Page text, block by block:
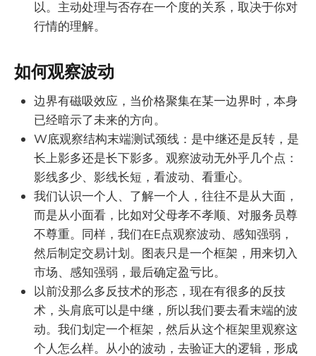
以。主动处理与否存在一个度的关系，取决于你对
行情的理解。
如何观察波动
边界有磁吸效应，当价格聚集在某一边界时，本身
已经暗示了未来的方向。
W底观察结构末端测试颈线：是中继还是反转，是
长上影多还是长下影多。观察波动无外乎几个点：
影线多少、影线长短，看波动、看重心。
我们认识一个人、了解一个人，往往不是从大面，
而是从小面看，比如对父母孝不孝顺、对服务员尊
不尊重。同样，我们在E点观察波动、感知强弱，
然后制定交易计划。图表只是一个框架，用来切入
市场、感知强弱，最后确定盈亏比。
以前没那么多反技术的形态，现在有很多的反技
术，头肩底可以是中继，所以我们要去看末端的波
动。我们划定一个框架，然后从这个框架里观察这
个人怎么样。从小的波动，去验证大的逻辑，形成